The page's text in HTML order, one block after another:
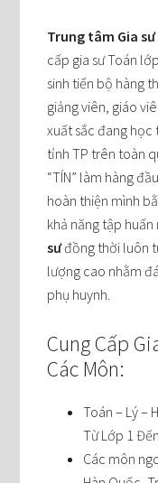
Trung tâm Gia
cấp gia sư Toán
sinh tiến bộ hàng
giảng viên, giáo
xuất sắc đang
tỉnh TP trên toàn
“TÍN” làm hàng
hoàn thiện mình
khả năng tập
sưđồng thời luôn
lượng cao nhằm
phụ huynh.
Cung Cấp
Các Môn:
Toán – Lý –
Từ Lớp 1
Các môn